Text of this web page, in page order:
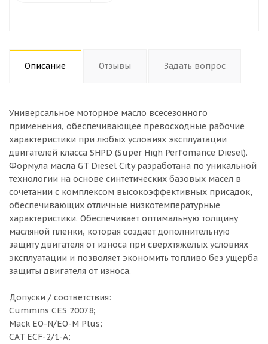
Описание Отзывы Задать вопрос
Универсальное моторное масло всесезонного
применения, обеспечивающее превосходные рабочие
характеристики при любых условиях эксплуатации
двигателей класса SHPD (Super High Perfomance Diesel).
Формула масла GT Diesel City разработана по уникальной
технологии на основе синтетических базовых масел в
сочетании с комплексом высокоэффективных присадок,
обеспечивающих отличные низкотемпературные
характеристики. Обеспечивает оптимальную толщину
масляной пленки, которая создает дополнительную
защиту двигателя от износа при сверхтяжелых условиях
эксплуатации и позволяет экономить топливо без ущерба
защиты двигателя от износа.
Допуски / соответствия:
Cummins CES 20078;
Mack EO-N/EO-M Plus;
CAT ECF-2/1-А;